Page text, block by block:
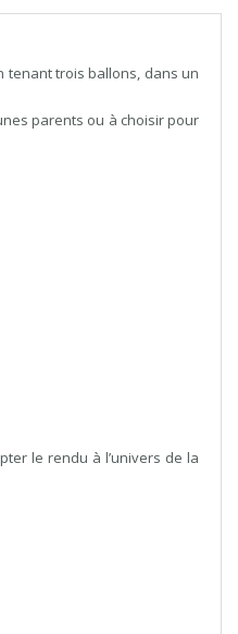
tenant trois ballons, dans un
parents ou à choisir pour
le rendu à l’univers de la